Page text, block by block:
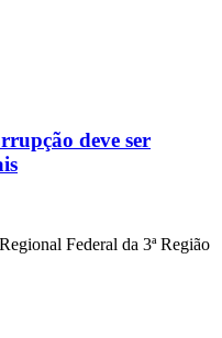
deve ser
Federal da 3ª Região